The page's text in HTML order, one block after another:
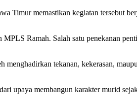
Timur memastikan kegiatan tersebut
Ramah. Salah satu penekanan
tekanan, kekerasan,
upaya membangun karakter murid